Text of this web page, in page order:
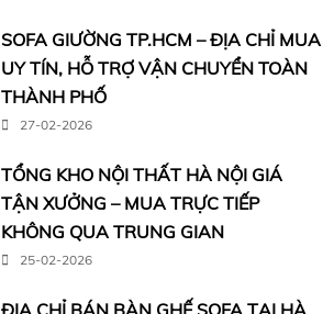
SOFA GIƯỜNG TP.HCM – ĐỊA CHỈ MUA
UY TÍN, HỖ TRỢ VẬN CHUYỂN TOÀN
THÀNH PHỐ
27-02-2026
TỔNG KHO NỘI THẤT HÀ NỘI GIÁ
TẬN XƯỞNG – MUA TRỰC TIẾP
KHÔNG QUA TRUNG GIAN
25-02-2026